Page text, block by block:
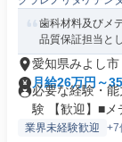
歯科材料及びメ
品質保証担当と
愛知県みよし市
月給26万円～
必要な経験・
験 【歓迎】■メ
業界未経験歓迎 +7